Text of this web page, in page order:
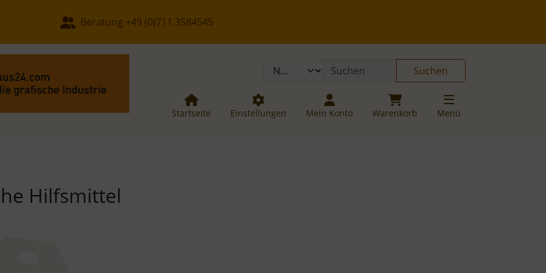
Beratung +49 (0)711 3584545
Suchen
Startseite Einstellungen Mein Konto Warenkorb Menü
Hilfsmittel